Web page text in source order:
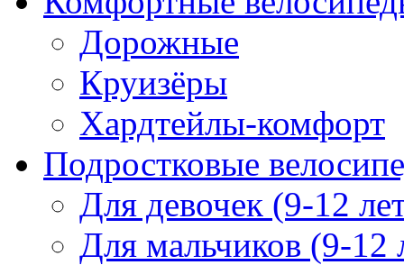
Дорожные
Круизёры
Хардтейлы-комфорт
Подростковые
Для девочек (9-12
Для мальчиков (9-12